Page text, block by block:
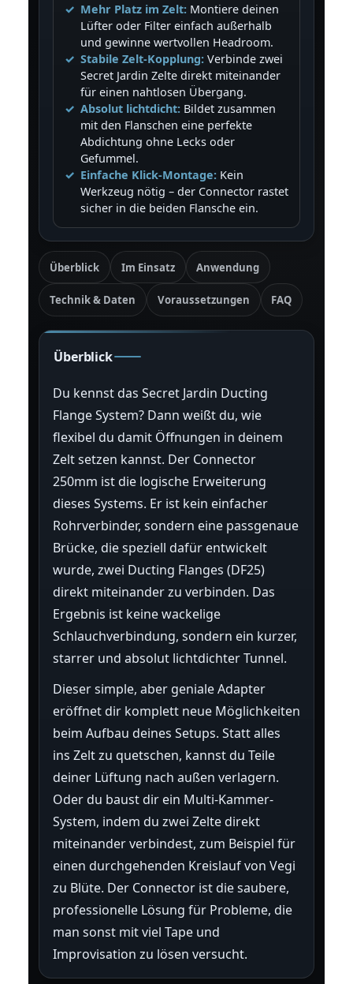
Mehr Platz im Zelt:Montiere deinen
Lüfter oder Filter einfach außerhalb
und gewinne wertvollen Headroom.
Stabile Zelt-Kopplung:Verbinde zwei
Secret Jardin Zelte direkt miteinander
für einen nahtlosen Übergang.
Absolut lichtdicht:Bildet zusammen
mit den Flanschen eine perfekte
Abdichtung ohne Lecks oder
Gefummel.
Einfache Klick-Montage:Kein
Werkzeug nötig – der Connector rastet
sicher in die beiden Flansche ein.
Überblick Im Einsatz Anwendung
Technik & Daten Voraussetzungen FAQ
Überblick
Du kennst das Secret Jardin Ducting
Flange System? Dann weißt du, wie
flexibel du damit Öffnungen in deinem
Zelt setzen kannst. Der Connector
250mm ist die logische Erweiterung
dieses Systems. Er ist kein einfacher
Rohrverbinder, sondern eine passgenaue
Brücke, die speziell dafür entwickelt
wurde, zwei Ducting Flanges (DF25)
direkt miteinander zu verbinden. Das
Ergebnis ist keine wackelige
Schlauchverbindung, sondern ein kurzer,
starrer und absolut lichtdichter Tunnel.
Dieser simple, aber geniale Adapter
eröffnet dir komplett neue Möglichkeiten
beim Aufbau deines Setups. Statt alles
ins Zelt zu quetschen, kannst du Teile
deiner Lüftung nach außen verlagern.
Oder du baust dir ein Multi-Kammer-
System, indem du zwei Zelte direkt
miteinander verbindest, zum Beispiel für
einen durchgehenden Kreislauf von Vegi
zu Blüte. Der Connector ist die saubere,
professionelle Lösung für Probleme, die
man sonst mit viel Tape und
Improvisation zu lösen versucht.